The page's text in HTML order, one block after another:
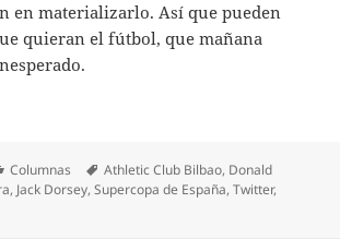
en materializarlo. Así que pueden
quieran el fútbol, que mañana
Categorías
Columnas Etiquetas
Athletic Club Bilbao, Donald
, Jack Dorsey,Supercopa de España,Twitter,